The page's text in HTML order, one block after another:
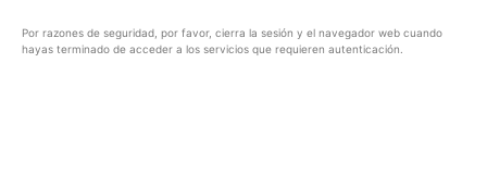
Por razones de seguridad, por favor, cierra la sesión y el navegador web cuando
hayas terminado de acceder a los servicios que requieren autenticación.